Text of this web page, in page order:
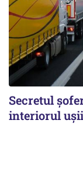
Secretul
interiorul